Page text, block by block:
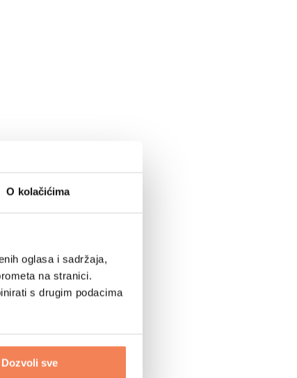
O kolačićima
oglasa i sadržaja,
na stranici.
s drugim podacima
Dozvoli sve